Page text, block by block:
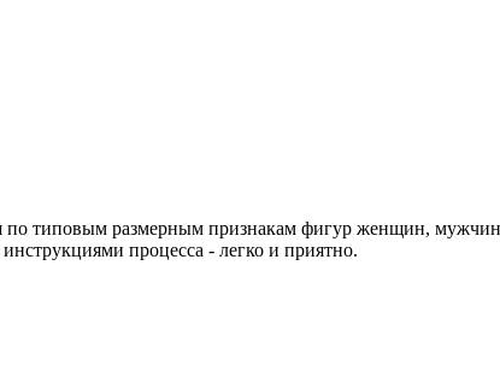
по типовым размерным признакам фигур женщин,
процесса - легко и приятно.